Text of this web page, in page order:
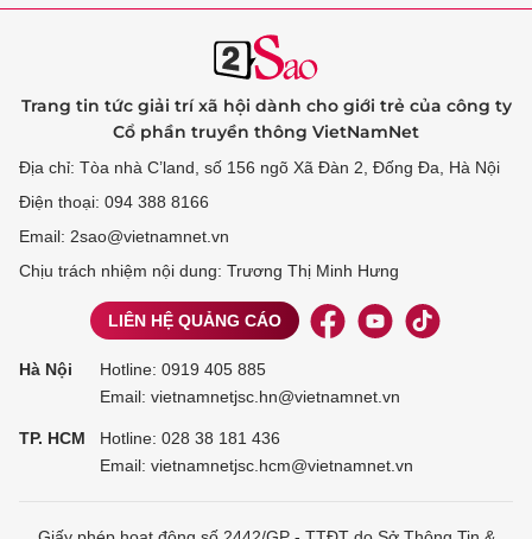
Trang tin tức giải trí xã hội dành cho giới trẻ của công ty
Cổ phần truyền thông VietNamNet
Địa chỉ: Tòa nhà C’land, số 156 ngõ Xã Đàn 2, Đống Đa, Hà Nội
Điện thoại: 094 388 8166
Email: 2sao@vietnamnet.vn
Chịu trách nhiệm nội dung: Trương Thị Minh Hưng
LIÊN HỆ QUẢNG CÁO
Hà Nội Hotline: 0919 405 885
Email: vietnamnetjsc.hn@vietnamnet.vn
TP. HCM Hotline: 028 38 181 436
Email: vietnamnetjsc.hcm@vietnamnet.vn